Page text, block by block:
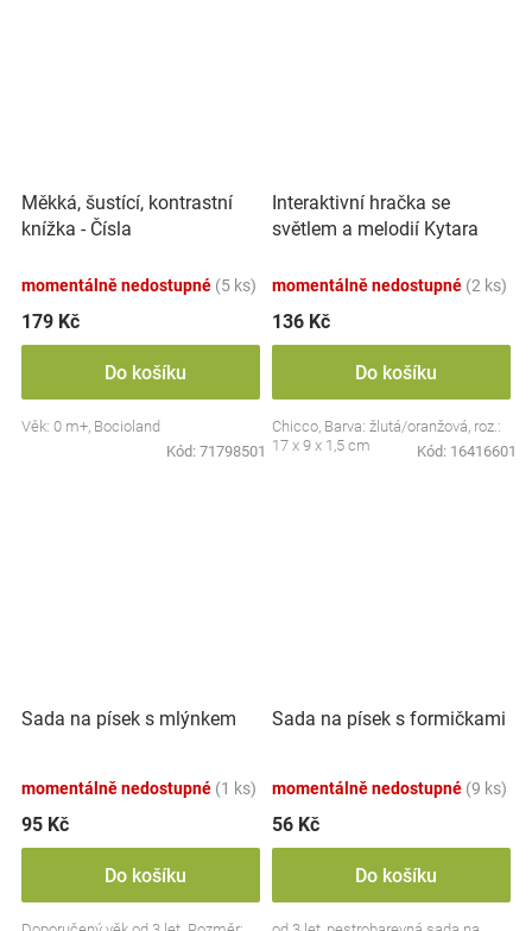
Měkká, šustící, kontrastní
knížka - Čísla
momentálně nedostupné (5 ks)
179 Kč
Do košíku
Věk: 0 m+, Bocioland
Kód: 71798501
Interaktivní hračka se
světlem a melodií Kytara
momentálně nedostupné (2 ks)
136 Kč
Do košíku
Chicco, Barva: žlutá/oranžová, roz.:
17 x 9 x 1,5 cm
Kód: 16416601
Sada na písek s mlýnkem
momentálně nedostupné (1 ks)
95 Kč
Do košíku
Sada na písek s formičkami
momentálně nedostupné (9 ks)
56 Kč
Do košíku